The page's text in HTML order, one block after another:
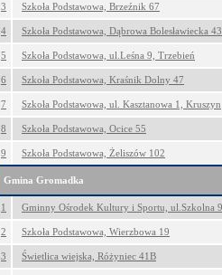
3 Szkoła Podstawowa, Brzeźnik 67
4 Szkoła Podstawowa, Dąbrowa Bolesławiecka 43
5 Szkoła Podstawowa, ul.Leśna 9, Trzebień
6 Szkoła Podstawowa, Kraśnik Dolny 47
7 Szkoła Podstawowa, ul. Kasztanowa 1, Kruszyn
8 Szkoła Podstawowa, Ocice 55
9 Szkoła Podstawowa, Żeliszów 102
Gmina Gromadka
1 Gminny Ośrodek Kultury i Sportu, ul.Szkolna
2 Szkoła Podstawowa, Wierzbowa 19
3 Świetlica wiejska, Różyniec 41B